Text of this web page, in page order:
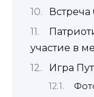
участие в
Игра